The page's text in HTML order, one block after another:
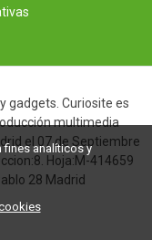
gadgets. Curiosite es
multimedia
el 07 de Septiembre
Hoja:M-414659
28 Madrid
analíticos y